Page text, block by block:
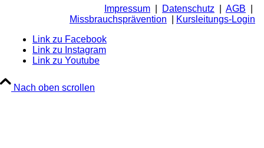
Impressum Datenschutz AGB
Missbrauchsprävention
Kursleitungs-Login
Link zu Facebook
Link zu Instagram
Link zu Youtube
Nach oben scrollen